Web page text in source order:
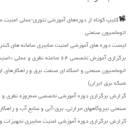
کلیپ کوتاه از دوره‌های آموزشی تئوری-عملی
اتوماسیون صنعتی
لیست دوره های آموزشی امنیت سایبری سامانه های
برگزاری آموزش تخصصی ۶۴ ساعته
اتوماسیون صنعتی و اسکادای صنعت برق و راهکارهای
شبکه برق ایران)
گزارش برگزاری دوره آموزشی تخصصی سه‌روزه نظری
صنعتی نیروگاه‏های حرارتی، برق‏-آبی و منابع آب و
گزارش برگزاری دوره آموزشی امنیت سایبری